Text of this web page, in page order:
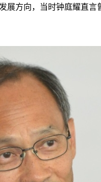
展方向，当时钟庭耀直